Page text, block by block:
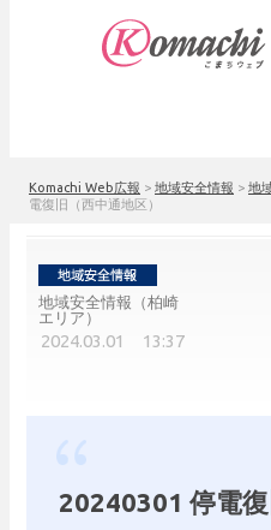
Komachi Web広報 > 地域安全情報 > 地
電復旧（西中通地区）
地域安全情報（柏崎
エリア）
2024.03.01 13:37
20240301 停電復